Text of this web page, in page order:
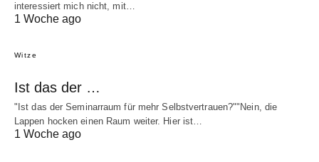
interessiert mich nicht, mit…
1 Woche ago
Witze
Ist das der …
"Ist das der Seminarraum für mehr Selbstvertrauen?""Nein, die
Lappen hocken einen Raum weiter. Hier ist…
1 Woche ago